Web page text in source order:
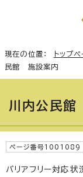
現在の位置： トップ
民館 施設案内
川内公民
ページ番号1001089
バリアフリー対応状